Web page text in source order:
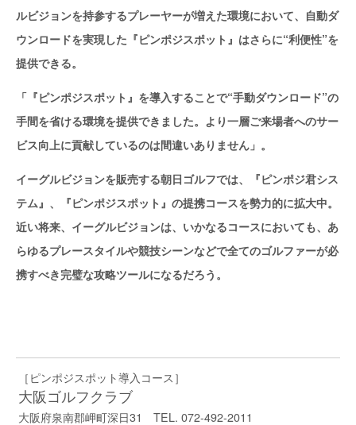
ルビジョンを持参するプレーヤーが増えた環境において、自動ダ
ウンロードを実現した『ピンポジスポット』はさらに“利便性”を
提供できる。
「『ピンポジスポット』を導入することで“手動ダウンロード”の
手間を省ける環境を提供できました。より一層ご来場者へのサー
ビス向上に貢献しているのは間違いありません」。
イーグルビジョンを販売する朝日ゴルフでは、『ピンポジ君シス
テム』、『ピンポジスポット』の提携コースを勢力的に拡大中。
近い将来、イーグルビジョンは、いかなるコースにおいても、あ
らゆるプレースタイルや競技シーンなどで全てのゴルファーが必
携すべき完璧な攻略ツールになるだろう。
［ピンポジスポット導入コース］
大阪ゴルフクラブ
大阪府泉南郡岬町深日31 TEL. 072-492-2011